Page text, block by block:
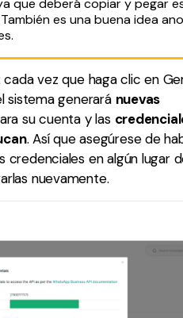
que deberá copiar y pegar
es una buena idea
cada vez que haga clic en
sistema generará nuevas
su cuenta y las
. Así que asegúrese de
credenciales en algún lugar
nuevamente.